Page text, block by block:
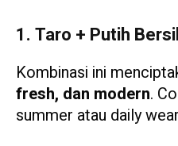
1. Taro + Putih
Kombinasi ini
fresh, dan modern.
summer atau daily